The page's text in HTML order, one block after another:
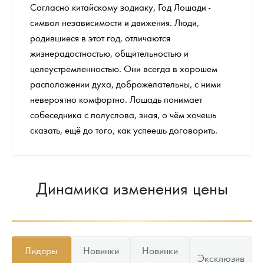
Согласно китайскому зодиаку, Год Лошади -
символ независимости и движения. Люди,
родившиеся в этот год, отличаются
жизнерадостностью, общительностью и
целеустремленностью. Они всегда в хорошем
расположении духа, доброжелательны, с ними
невероятно комфортно. Лошадь понимает
собеседника с полуслова, зная, о чём хочешь
сказать, ещё до того, как успеешь договорить.
Динамика изменения цены
Лидеры
Новинки
Новинки
Эксклюзив